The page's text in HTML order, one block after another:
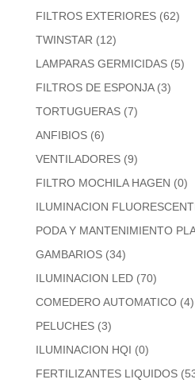
FILTROS EXTERIORES (62)
TWINSTAR (12)
LAMPARAS GERMICIDAS (5)
FILTROS DE ESPONJA (3)
TORTUGUERAS (7)
ANFIBIOS (6)
VENTILADORES (9)
FILTRO MOCHILA HAGEN (0)
ILUMINACION
PODA Y MANTENIMIENTO
GAMBARIOS (34)
ILUMINACION LED (70)
COMEDERO AUTOMATICO (4)
PELUCHES (3)
ILUMINACION HQI (0)
FERTILIZANTES LIQUIDOS